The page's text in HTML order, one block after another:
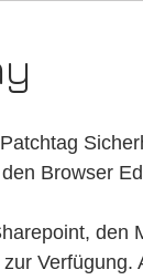
Browser
den
Verfügung.